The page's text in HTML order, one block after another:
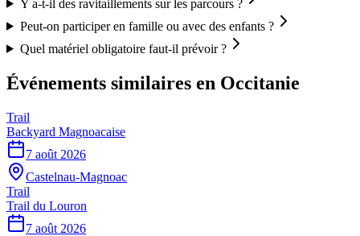
Y a-t-il des ravitaillements sur les parcours ?
Peut-on participer en famille ou avec des enfants ?
Quel matériel obligatoire faut-il prévoir ?
Événements similaires en Occitanie
Trail
Backyard Magnoacaise
7 août 2026
Castelnau-Magnoac
Trail
Trail du Louron
7 août 2026